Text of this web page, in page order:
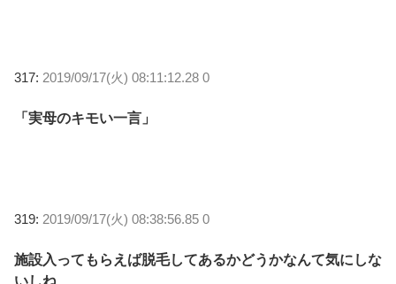
317: 2019/09/17(火) 08:11:12.28 0
「実母のキモい一言」
319: 2019/09/17(火) 08:38:56.85 0
施設入ってもらえば脱毛してあるかどうかなんて気にしな
いしね